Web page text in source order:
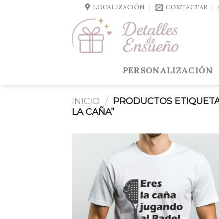
LOCALIZACIÓN CONTACTAR
PERSONALIZACIÓN
INICIO / PRODUCTOS
LA CAÑA”